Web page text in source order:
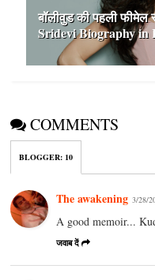
बॉलीवुड की पहली फीमेल
Sridevi Biography in
COMMENTS
BLOGGER:10
The awakening 3/28/
A good memoir...
जवाब दें